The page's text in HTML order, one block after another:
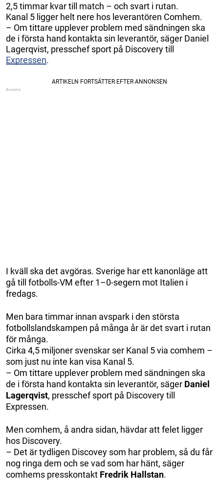
2,5 timmar kvar till match – och svart i rutan.
Kanal 5 ligger helt nere hos leverantören Comhem.
– Om tittare upplever problem med sändningen ska
de i första hand kontakta sin leverantör, säger Daniel
Lagerqvist, presschef sport på Discovery till
Expressen.
I kväll ska det avgöras. Sverige har ett kanonläge att
gå till fotbolls-VM efter 1–0-segern mot Italien i
fredags.
Men bara timmar innan avspark i den största
fotbollslandskampen på många år är det svart i rutan
för många.
Cirka 4,5 miljoner svenskar ser Kanal 5 via comhem –
som just nu inte kan visa Kanal 5.
– Om tittare upplever problem med sändningen ska
de i första hand kontakta sin leverantör, säger Daniel
Lagerqvist, presschef sport på Discovery till
Expressen.
Men comhem, å andra sidan, hävdar att felet ligger
hos Discovery.
– Det är tydligen Discovey som har problem, så du får
nog ringa dem och se vad som har hänt, säger
comhems presskontakt Fredrik Hallstan.